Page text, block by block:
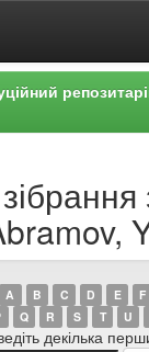
A B C D E F
Q R S T U
декілька